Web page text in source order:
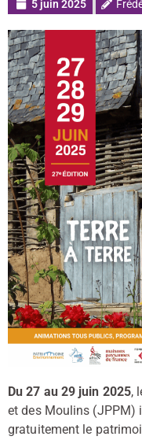
5 juin 2025
Du 27 au 29 juin 2025,
et des Moulins (JPPM)
gratuitement le